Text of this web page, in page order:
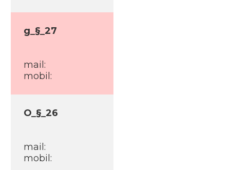
g_§_27
mail:
mobil:
O_§_26
mail:
mobil: